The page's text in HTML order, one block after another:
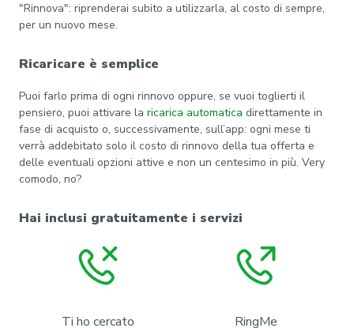
"Rinnova": riprenderai subito a utilizzarla, al costo di sempre,
per un nuovo mese.
Ricaricare è semplice
Puoi farlo prima di ogni rinnovo oppure, se vuoi toglierti il
pensiero, puoi attivare la ricarica automatica direttamente in
fase di acquisto o, successivamente, sull’app: ogni mese ti
verrà addebitato solo il costo di rinnovo della tua offerta e
delle eventuali opzioni attive e non un centesimo in più. Very
comodo, no?
Hai inclusi gratuitamente i servizi
Ti ho cercato RingMe